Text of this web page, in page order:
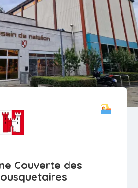
Couverte des